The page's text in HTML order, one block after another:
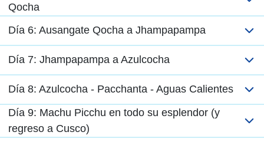
Qocha
Día 6: Ausangate Qocha a Jhampapampa
Día 7: Jhampapampa a Azulcocha
Día 8: Azulcocha - Pacchanta - Aguas Calientes
Día 9: Machu Picchu en todo su esplendor (y
regreso a Cusco)